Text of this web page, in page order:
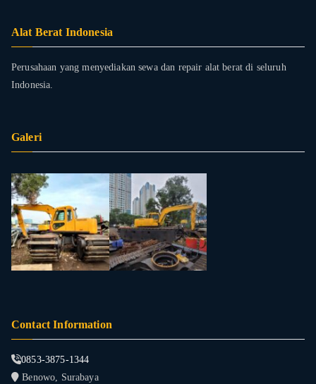
Alat Berat Indonesia
Perusahaan yang menyediakan sewa dan repair alat berat di seluruh
Indonesia.
Galeri
Contact Information
0853-3875-1344
Benowo, Surabaya